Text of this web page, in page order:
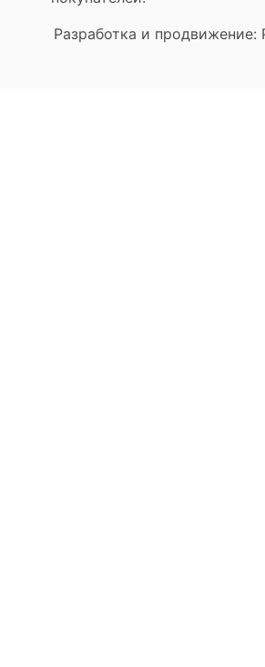
Разработка и продвижение: